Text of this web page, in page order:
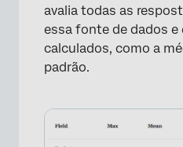
avalia todas as
essa fonte de dados e
calculados, como a
padrão.